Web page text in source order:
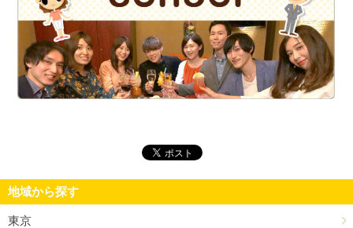
地域から探す
東京